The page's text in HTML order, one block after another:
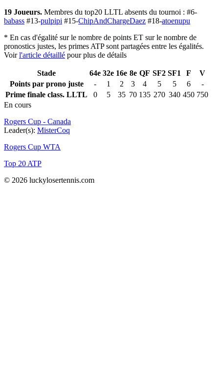
19 Joueurs. Membres du top20 LLTL absents du tournoi : #6-
babass #13-pulpipi #15-ChipAndChargeDaez #18-atoenupu
* En cas d'égalité sur le nombre de points ET sur le nombre de
pronostics justes, les primes ATP sont partagées entre les égalités.
Voirl'article détaillé pour plus de détails
Stade 64e 32e 16e 8e QF SF2 SF1 F
V
Points par prono juste
- 1 2 3 4 5 5 6
-
Prime finale class. LLTL
0 5 35 70 135 270 340 450 750
En cours
Rogers Cup - Canada
Leader(s): MisterCoq
Rogers Cup WTA
Top 20 ATP
© 2026 luckylosertennis.com